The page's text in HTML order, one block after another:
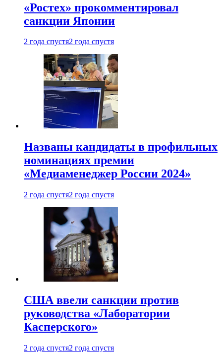
«Ростех» прокомментировал
санкции Японии
2 года спустя2 года спустя
Названы кандидаты в профильных
номинациях премии
«Медиаменеджер России 2024»
2 года спустя2 года спустя
США ввели санкции против
руководства «Лаборатории
Касперского»
2 года спустя2 года спустя